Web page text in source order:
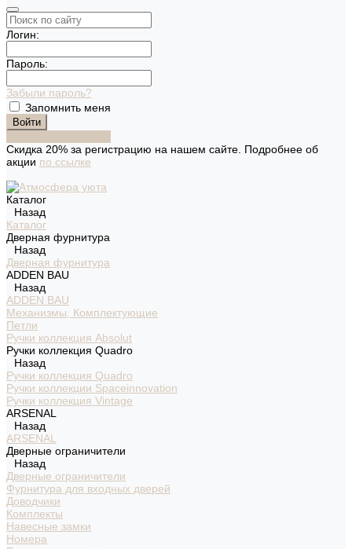
Логин:
Пароль:
Забыли пароль?
Запомнить меня
Скидка 20% за регистрацию на нашем сайте. Подробнее об
акции по ссылке
Каталог
Назад
Каталог
Дверная фурнитура
Назад
Дверная фурнитура
ADDEN BAU
Назад
ADDEN BAU
Механизмы, Комплектующие
Петли
Ручки коллекция Absolut
Ручки коллекция Quadro
Назад
Ручки коллекция Quadro
Ручки коллекции Spaceinnovation
Ручки коллекция Vintage
ARSENAL
Назад
ARSENAL
Дверные ограничители
Назад
Дверные ограничители
Фурнитура для входных дверей
Доводчики
Комплекты
Навесные замки
Номера